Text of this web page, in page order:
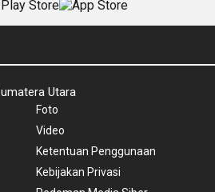
Utara
Foto
Video
Ketentuan Penggunaan
Kebijakan Privasi